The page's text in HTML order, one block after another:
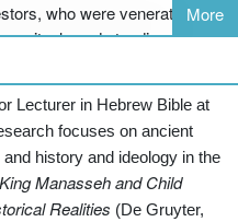
who were venerated with
rituals and standing stones.
concerning these practices
of ancestor veneration and
unrecognized. The book
for the vital and persistent
claims. It proposes that
common ground in the
More
Lecturer in Hebrew Bible at
focuses on ancient
history and ideology in the
King Manasseh and Child
Realities (De Gruyter,